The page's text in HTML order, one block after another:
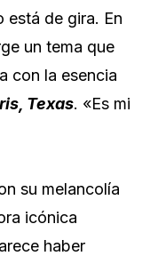
está de gira. En
un tema que
con la esencia
Texas. «Es mi
su melancolía
icónica
haber